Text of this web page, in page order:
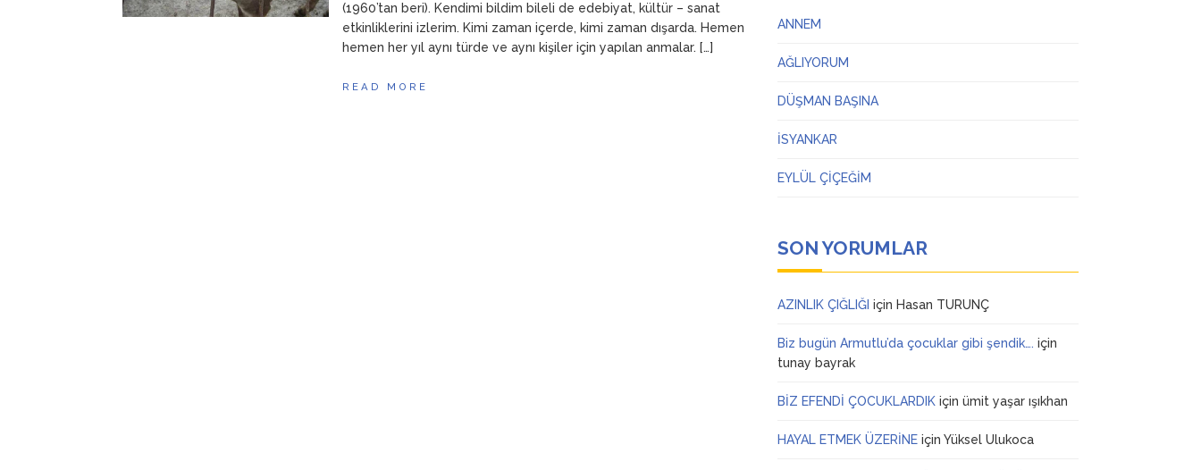
(1960’tan beri). Kendimi bildim bileli de edebiyat, kültür – sanat
etkinliklerini izlerim. Kimi zaman içerde, kimi zaman dışarda. Hemen
hemen her yıl aynı türde ve aynı kişiler için yapılan anmalar. […]
READ MORE
ANNEM
AĞLIYORUM
DÜŞMAN BAŞINA
İSYANKAR
EYLÜL ÇİÇEĞİM
SON YORUMLAR
AZINLIK ÇIĞLIĞI için Hasan TURUNÇ
Biz bugün Armutlu’da çocuklar gibi şendik…. için
tunay bayrak
BİZ EFENDİ ÇOCUKLARDIK içinümit yaşar ışıkhan
HAYAL ETMEK ÜZERİNE içinYüksel Ulukoca